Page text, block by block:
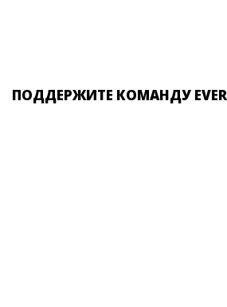
ПОДДЕРЖИТЕ КОМАНДУ